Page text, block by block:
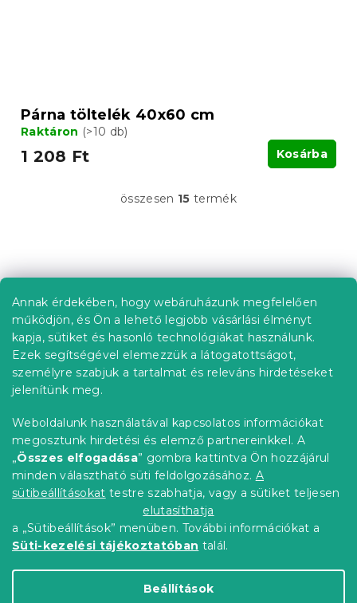
Annak érdekében, hogy webáruházunk megfelelően
működjön, és Ön a lehető legjobb vásárlási élményt
kapja, sütiket és hasonló technológiákat használunk.
Ezek segítségével elemezzük a látogatottságot,
személyre szabjuk a tartalmat és releváns hirdetéseket
jelenítünk meg.
Weboldalunk használatával kapcsolatos információkat
megosztunk hirdetési és elemző partnereinkkel. A
„Összes elfogadása” gombra kattintva Ön hozzájárul
minden választható süti feldolgozásához. A
sütibeállításokat testre szabhatja, vagy a sütiket teljesen
elutasíthatja
a „Sütibeállítások” menüben. További információkat a
Süti-kezelési tájékoztatóban talál.
Beállítások
Párna töltelék 40x60 cm
Raktáron (>10 db)
1 208 Ft Kosárba
L
i
r
á
n
y
í
t
e
l
e
m
e
i
összesen 15 termék
á
Információ az Ön számára
Rendelés követése
Szállítási lehetőségek
Fizetési lehetőségek
Reklamáció és áruvisszaküldés
Elérhetőség
Általános szerződési feltételek
Adatvédelmi nyilatkozat
Blog
Partnereinknek